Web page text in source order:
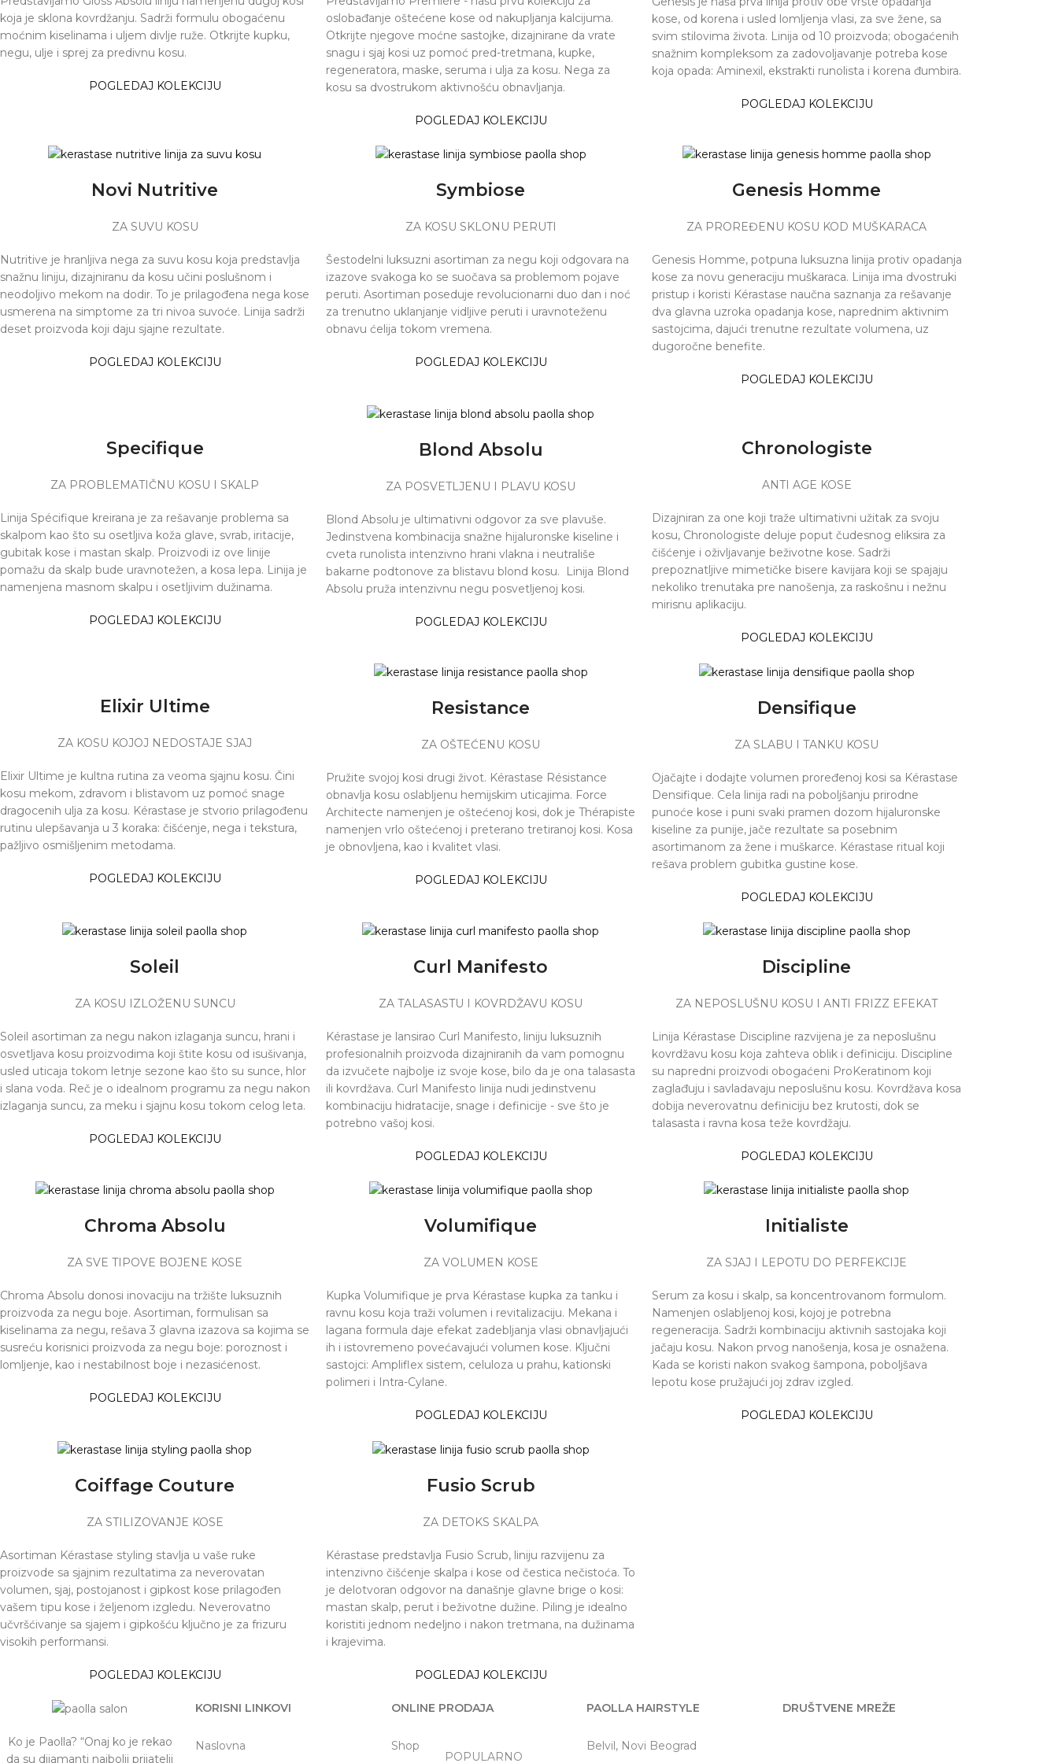
koja je sklona kovrdžanju. Sadrži formulu obogaćenu
moćnim kiselinama i uljem divlje ruže. Otkrijte kupku,
negu, ulje i sprej za predivnu kosu.
POGLEDAJ KOLEKCIJU
oslobađanje oštećene kose od nakupljanja kalcijuma.
Otkrijte njegove moćne sastojke, dizajnirane da vrate
snagu i sjaj kosi uz pomoć pred-tretmana, kupke,
regeneratora, maske, seruma i ulja za kosu. Nega za
kosu sa dvostrukom aktivnošću obnavljanja.
POGLEDAJ KOLEKCIJU
kose, od korena i usled lomljenja vlasi, za sve žene, sa
svim stilovima života. Linija od 10 proizvoda; obogaćenih
snažnim kompleksom za zadovoljavanje potreba kose
koja opada: Aminexil, ekstrakti runolista i korena đumbira.
POGLEDAJ KOLEKCIJU
Novi Nutritive
ZA SUVU KOSU
Nutritive je hranljiva nega za suvu kosu koja predstavlja
snažnu liniju, dizajniranu da kosu učini poslušnom i
neodoljivo mekom na dodir. To je prilagođena nega kose
usmerena na simptome za tri nivoa suvoće. Linija sadrži
deset proizvoda koji daju sjajne rezultate.
POGLEDAJ KOLEKCIJU
Symbiose
ZA KOSU SKLONU PERUTI
Šestodelni luksuzni asortiman za negu koji odgovara na
izazove svakoga ko se suočava sa problemom pojave
peruti. Asortiman poseduje revolucionarni duo dan i noć
za trenutno uklanjanje vidljive peruti i uravnoteženu
obnavu ćelija tokom vremena.
POGLEDAJ KOLEKCIJU
Genesis Homme
ZA PROREĐENU KOSU KOD MUŠKARACA
Genesis Homme, potpuna luksuzna linija protiv opadanja
kose za novu generaciju muškaraca. Linija ima dvostruki
pristup i koristi Kérastase naučna saznanja za rešavanje
dva glavna uzroka opadanja kose, naprednim aktivnim
sastojcima, dajući trenutne rezultate volumena, uz
dugoročne benefite.
POGLEDAJ KOLEKCIJU
Specifique
ZA PROBLEMATIČNU KOSU I SKALP
Linija Spécifique kreirana je za rešavanje problema sa
skalpom kao što su osetljiva koža glave, svrab, iritacije,
gubitak kose i mastan skalp. Proizvodi iz ove linije
pomažu da skalp bude uravnotežen, a kosa lepa. Linija je
namenjena masnom skalpu i osetljivim dužinama.
POGLEDAJ KOLEKCIJU
Blond Absolu
ZA POSVETLJENU I PLAVU KOSU
Blond Absolu je ultimativni odgovor za sve plavuše.
Jedinstvena kombinacija snažne hijaluronske kiseline i
cveta runolista intenzivno hrani vlakna i neutrališe
bakarne podtonove za blistavu blond kosu. Linija Blond
Absolu pruža intenzivnu negu posvetljenoj kosi.
POGLEDAJ KOLEKCIJU
Chronologiste
ANTI AGE KOSE
Dizajniran za one koji traže ultimativni užitak za svoju
kosu, Chronologiste deluje poput čudesnog eliksira za
čišćenje i oživljavanje beživotne kose. Sadrži
prepoznatljive mimetičke bisere kavijara koji se spajaju
nekoliko trenutaka pre nanošenja, za raskošnu i nežnu
mirisnu aplikaciju.
POGLEDAJ KOLEKCIJU
Elixir Ultime
ZA KOSU KOJOJ NEDOSTAJE SJAJ
Elixir Ultime je kultna rutina za veoma sjajnu kosu. Čini
kosu mekom, zdravom i blistavom uz pomoć snage
dragocenih ulja za kosu. Kérastase je stvorio prilagođenu
rutinu ulepšavanja u 3 koraka: čišćenje, nega i tekstura,
pažljivo osmišljenim metodama.
POGLEDAJ KOLEKCIJU
Resistance
ZA OŠTEĆENU KOSU
Pružite svojoj kosi drugi život. Kérastase Résistance
obnavlja kosu oslabljenu hemijskim uticajima. Force
Architecte namenjen je oštećenoj kosi, dok je Thérapiste
namenjen vrlo oštećenoj i preterano tretiranoj kosi. Kosa
je obnovljena, kao i kvalitet vlasi.
POGLEDAJ KOLEKCIJU
Densifique
ZA SLABU I TANKU KOSU
Ojačajte i dodajte volumen proređenoj kosi sa Kérastase
Densifique. Cela linija radi na poboljšanju prirodne
punoće kose i puni svaki pramen dozom hijaluronske
kiseline za punije, jače rezultate sa posebnim
asortimanom za žene i muškarce. Kérastase ritual koji
rešava problem gubitka gustine kose.
POGLEDAJ KOLEKCIJU
Soleil
ZA KOSU IZLOŽENU SUNCU
Soleil asortiman za negu nakon izlaganja suncu, hrani i
osvetljava kosu proizvodima koji štite kosu od isušivanja,
usled uticaja tokom letnje sezone kao što su sunce, hlor
i slana voda. Reč je o idealnom programu za negu nakon
izlaganja suncu, za meku i sjajnu kosu tokom celog leta.
POGLEDAJ KOLEKCIJU
Curl Manifesto
ZA TALASASTU I KOVRDŽAVU KOSU
Kérastase je lansirao Curl Manifesto, liniju luksuznih
profesionalnih proizvoda dizajniranih da vam pomognu
da izvučete najbolje iz svoje kose, bilo da je ona talasasta
ili kovrdžava. Curl Manifesto linija nudi jedinstvenu
kombinaciju hidratacije, snage i definicije - sve što je
potrebno vašoj kosi.
POGLEDAJ KOLEKCIJU
Discipline
ZA NEPOSLUŠNU KOSU I ANTI FRIZZ EFEKAT
Linija Kérastase Discipline razvijena je za neposlušnu
kovrdžavu kosu koja zahteva oblik i definiciju. Discipline
su napredni proizvodi obogaćeni ProKeratinom koji
zaglađuju i savladavaju neposlušnu kosu. Kovrdžava kosa
dobija neverovatnu definiciju bez krutosti, dok se
talasasta i ravna kosa teže kovrdžaju.
POGLEDAJ KOLEKCIJU
Chroma Absolu
ZA SVE TIPOVE BOJENE KOSE
Chroma Absolu donosi inovaciju na tržište luksuznih
proizvoda za negu boje. Asortiman, formulisan sa
kiselinama za negu, rešava 3 glavna izazova sa ​​kojima se
susreću korisnici proizvoda za negu boje: poroznost i
lomljenje, kao i nestabilnost boje i nezasićenost.
POGLEDAJ KOLEKCIJU
Volumifique
ZA VOLUMEN KOSE
Kupka Volumifique je prva Kérastase kupka za tanku i
ravnu kosu koja traži volumen i revitalizaciju. Mekana i
lagana formula daje efekat zadebljanja vlasi obnavljajući
ih i istovremeno povećavajući volumen kose. Ključni
sastojci: Ampliflex sistem, celuloza u prahu, kationski
polimeri i Intra-Cylane.
POGLEDAJ KOLEKCIJU
Initialiste
ZA SJAJ I LEPOTU DO PERFEKCIJE
Serum za kosu i skalp, sa koncentrovanom formulom.
Namenjen oslabljenoj kosi, kojoj je potrebna
regeneracija. Sadrži kombinaciju aktivnih sastojaka koji
jačaju kosu. Nakon prvog nanošenja, kosa je osnažena.
Kada se koristi nakon svakog šampona, poboljšava
lepotu kose pružajući joj zdrav izgled.
POGLEDAJ KOLEKCIJU
Coiffage Couture
ZA STILIZOVANJE KOSE
Asortiman Kérastase styling stavlja u vaše ruke
proizvode sa sjajnim rezultatima za neverovatan
volumen, sjaj, postojanost i gipkost kose prilagođen
vašem tipu kose i željenom izgledu. Neverovatno
učvršćivanje sa sjajem i gipkošću ključno je za frizuru
visokih performansi.
POGLEDAJ KOLEKCIJU
Fusio Scrub
ZA DETOKS SKALPA
Kérastase predstavlja Fusio Scrub, liniju razvijenu za
intenzivno čišćenje skalpa i kose od čestica nečistoća. To
je delotvoran odgovor na današnje glavne brige o kosi:
mastan skalp, perut i beživotne dužine. Piling je idealno
koristiti jednom nedeljno i nakon tretmana, na dužinama
i krajevima.
POGLEDAJ KOLEKCIJU
Ko je Paolla? “Onaj ko je rekao
da su dijamanti najbolji prijatelji
KORISNI LINKOVI
Naslovna
ONLINE PRODAJA
Shop
POPULARNO
PAOLLA HAIRSTYLE
Belvil, Novi Beograd
DRUŠTVENE MREŽE